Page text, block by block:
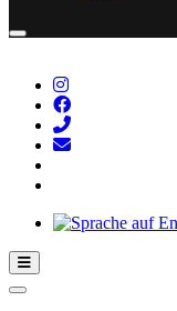
Hamburger Toggle-Menü